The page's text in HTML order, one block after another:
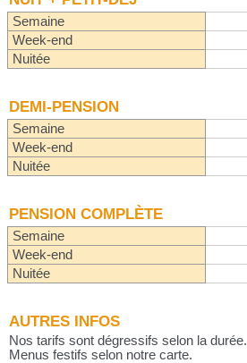
Semaine
Week-end
Nuitée
DEMI-PENSION
Semaine
Week-end
Nuitée
PENSION COMPLÈTE
Semaine
Week-end
Nuitée
AUTRES INFOS
Nos tarifs sont dégressifs selon la durée.
Menus festifs selon notre carte.